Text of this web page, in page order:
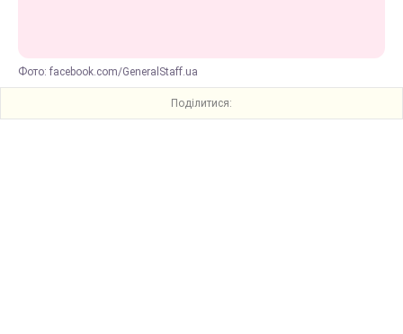
Фото: facebook.com/GeneralStaff.ua
Поділитися: